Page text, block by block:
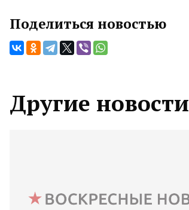
Поделиться новостью
Другие новости